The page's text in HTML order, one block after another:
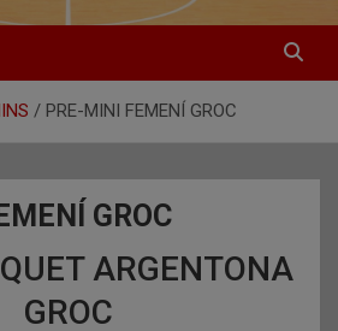
PRE-MINI FEMENÍ GROC
GROC
ARGENTONA
GROC